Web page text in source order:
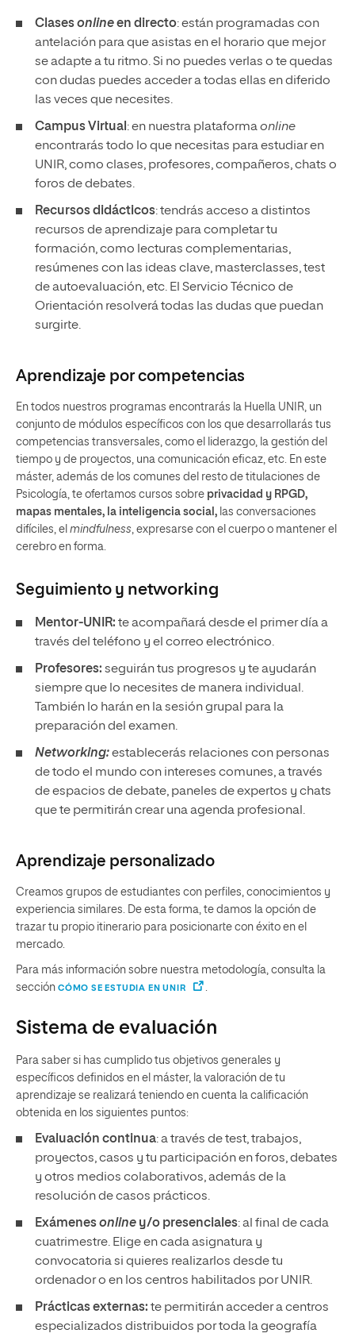
Clasesonlineen directo: están programadas con
antelación para que asistas en el horario que mejor
se adapte a tu ritmo. Si no puedes verlas o te quedas
con dudas puedes acceder a todas ellas en diferido
las veces que necesites.
Campus Virtual : en nuestra plataformaonline
encontrarás todo lo que necesitas para estudiar en
UNIR, como clases, profesores, compañeros, chats o
foros de debates.
Recursos didácticos: tendrás acceso a distintos
recursos de aprendizaje para completar tu
formación, como lecturas complementarias,
resúmenes con las ideas clave, masterclasses, test
de autoevaluación, etc. El Servicio Técnico de
Orientación resolverá todas las dudas que puedan
surgirte.
Aprendizaje por competencias
En todos nuestros programas encontrarás la Huella UNIR, un
conjunto de módulos específicos con los que desarrollarás tus
competencias transversales, como el liderazgo, la gestión del
tiempo y de proyectos, una comunicación eficaz, etc. En este
máster, además de los comunes del resto de titulaciones de
Psicología, te ofertamos cursos sobre privacidad y RPGD,
mapas mentales, la inteligencia social, las conversaciones
difíciles, el mindfulness, expresarse con el cuerpo o mantener el
cerebro en forma.
Seguimiento y networking
Mentor-UNIR: te acompañará desde el primer día a
través del teléfono y el correo electrónico.
Profesores: seguirán tus progresos y te ayudarán
siempre que lo necesites de manera individual.
También lo harán en la sesión grupal para la
preparación del examen.
Networking:establecerás relaciones con personas
de todo el mundo con intereses comunes, a través
de espacios de debate, paneles de expertos y chats
que te permitirán crear una agenda profesional.
Aprendizaje personalizado
Creamos grupos de estudiantes con perfiles, conocimientos y
experiencia similares. De esta forma, te damos la opción de
trazar tu propio itinerario para posicionarte con éxito en el
mercado.
Para más información sobre nuestra metodología, consulta la
sección CÓMO SE ESTUDIA EN UNIR .
Sistema de evaluación
Para saber si has cumplido tus objetivos generales y
específicos definidos en el máster, la valoración de tu
aprendizaje se realizará teniendo en cuenta la calificación
obtenida en los siguientes puntos:
Evaluación continua: a través de test, trabajos,
proyectos, casos y tu participación en foros, debates
y otros medios colaborativos, además de la
resolución de casos prácticos.
Exámenesonline y/o presenciales: al final de cada
cuatrimestre. Elige en cada asignatura y
convocatoria si quieres realizarlos desde tu
ordenador o en los centros habilitados por UNIR.
Prácticas externas: te permitirán acceder a centros
especializados distribuidos por toda la geografía